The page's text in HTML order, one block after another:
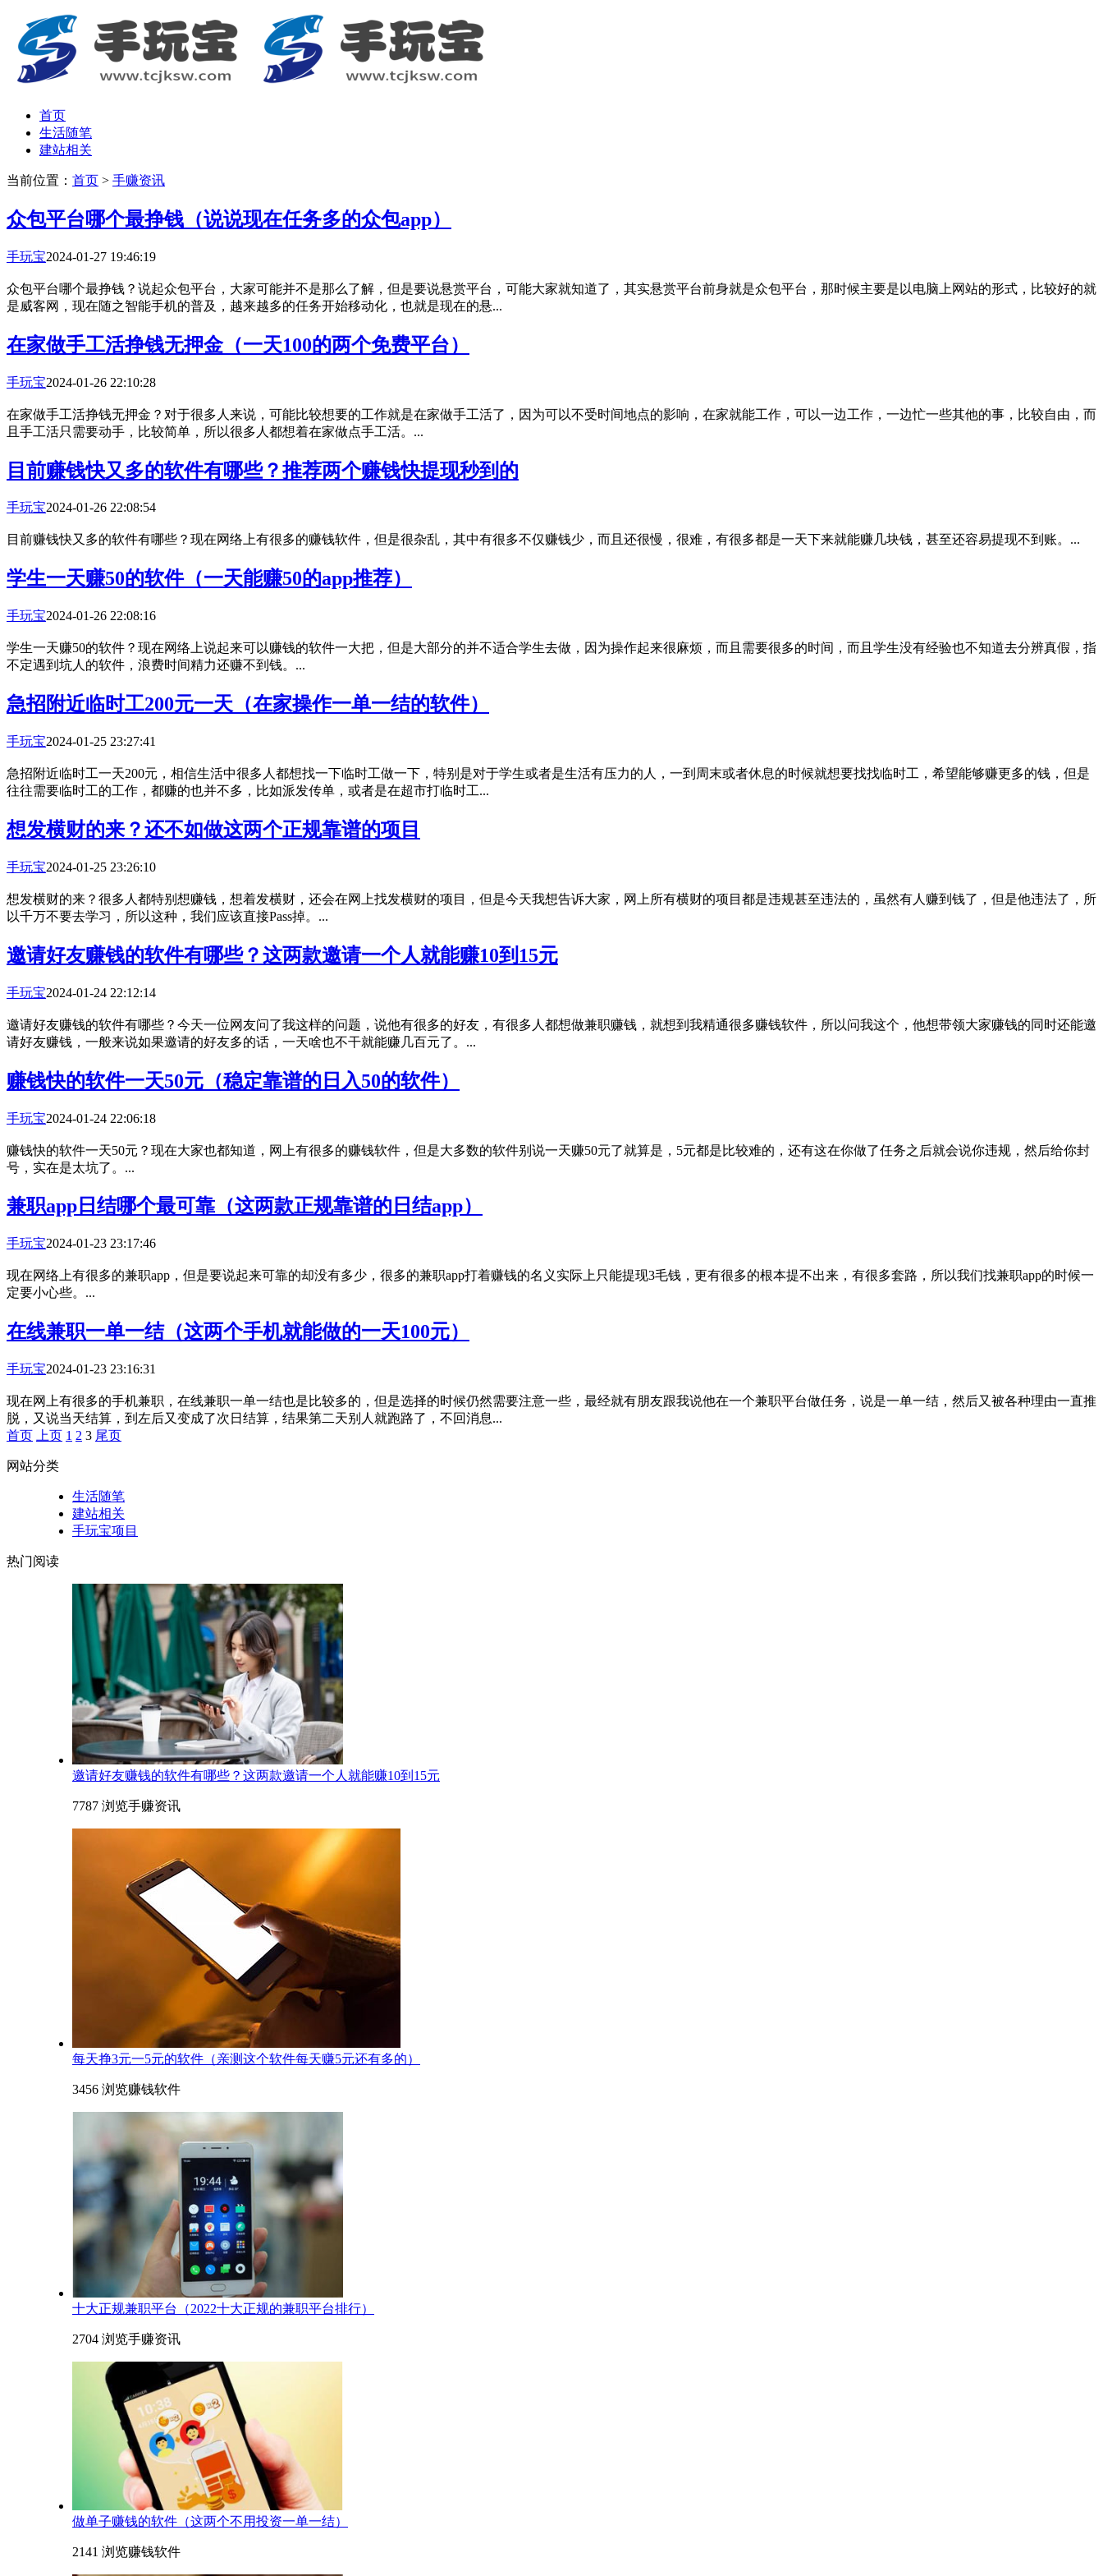
首页
生活随笔
建站相关
当前位置： 首页 > 手赚资讯
众包平台哪个最挣钱（说说现在任务多的众包app）
手玩宝2024-01-27 19:46:19
众包平台哪个最挣钱？说起众包平台，大家可能并不是那么了解，但是要说悬赏平台，可能大家就知道了，其实悬赏平台前身就是众包平台，那时候主要是以电脑上网站的形式，比较好的就
是威客网，现在随之智能手机的普及，越来越多的任务开始移动化，也就是现在的悬...
在家做手工活挣钱无押金（一天100的两个免费平台）
手玩宝2024-01-26 22:10:28
在家做手工活挣钱无押金？对于很多人来说，可能比较想要的工作就是在家做手工活了，因为可以不受时间地点的影响，在家就能工作，可以一边工作，一边忙一些其他的事，比较自由，而
且手工活只需要动手，比较简单，所以很多人都想着在家做点手工活。...
目前赚钱快又多的软件有哪些？推荐两个赚钱快提现秒到的
手玩宝2024-01-26 22:08:54
目前赚钱快又多的软件有哪些？现在网络上有很多的赚钱软件，但是很杂乱，其中有很多不仅赚钱少，而且还很慢，很难，有很多都是一天下来就能赚几块钱，甚至还容易提现不到账。...
学生一天赚50的软件（一天能赚50的app推荐）
手玩宝2024-01-26 22:08:16
学生一天赚50的软件？现在网络上说起来可以赚钱的软件一大把，但是大部分的并不适合学生去做，因为操作起来很麻烦，而且需要很多的时间，而且学生没有经验也不知道去分辨真假，指
不定遇到坑人的软件，浪费时间精力还赚不到钱。...
急招附近临时工200元一天（在家操作一单一结的软件）
手玩宝2024-01-25 23:27:41
急招附近临时工一天200元，相信生活中很多人都想找一下临时工做一下，特别是对于学生或者是生活有压力的人，一到周末或者休息的时候就想要找找临时工，希望能够赚更多的钱，但是
往往需要临时工的工作，都赚的也并不多，比如派发传单，或者是在超市打临时工...
想发横财的来？还不如做这两个正规靠谱的项目
手玩宝2024-01-25 23:26:10
想发横财的来？很多人都特别想赚钱，想着发横财，还会在网上找发横财的项目，但是今天我想告诉大家，网上所有横财的项目都是违规甚至违法的，虽然有人赚到钱了，但是他违法了，所
以千万不要去学习，所以这种，我们应该直接Pass掉。...
邀请好友赚钱的软件有哪些？这两款邀请一个人就能赚10到15元
手玩宝2024-01-24 22:12:14
邀请好友赚钱的软件有哪些？今天一位网友问了我这样的问题，说他有很多的好友，有很多人都想做兼职赚钱，就想到我精通很多赚钱软件，所以问我这个，他想带领大家赚钱的同时还能邀
请好友赚钱，一般来说如果邀请的好友多的话，一天啥也不干就能赚几百元了。...
赚钱快的软件一天50元（稳定靠谱的日入50的软件）
手玩宝2024-01-24 22:06:18
赚钱快的软件一天50元？现在大家也都知道，网上有很多的赚钱软件，但是大多数的软件别说一天赚50元了就算是，5元都是比较难的，还有这在你做了任务之后就会说你违规，然后给你封
号，实在是太坑了。...
兼职app日结哪个最可靠（这两款正规靠谱的日结app）
手玩宝2024-01-23 23:17:46
现在网络上有很多的兼职app，但是要说起来可靠的却没有多少，很多的兼职app打着赚钱的名义实际上只能提现3毛钱，更有很多的根本提不出来，有很多套路，所以我们找兼职app的时候一
定要小心些。...
在线兼职一单一结（这两个手机就能做的一天100元）
手玩宝2024-01-23 23:16:31
现在网上有很多的手机兼职，在线兼职一单一结也是比较多的，但是选择的时候仍然需要注意一些，最经就有朋友跟我说他在一个兼职平台做任务，说是一单一结，然后又被各种理由一直推
脱，又说当天结算，到左后又变成了次日结算，结果第二天别人就跑路了，不回消息...
首页
上页 1 2 3 尾页
网站分类
生活随笔
建站相关
手玩宝项目
热门阅读
邀请好友赚钱的软件有哪些？这两款邀请一个人就能赚10到15元
7787 浏览手赚资讯
每天挣3元一5元的软件（亲测这个软件每天赚5元还有多的）
3456 浏览赚钱软件
十大正规兼职平台（2022十大正规的兼职平台排行）
2704 浏览手赚资讯
​做单子赚钱的软件（这两个不用投资一单一结）
2141 浏览赚钱软件